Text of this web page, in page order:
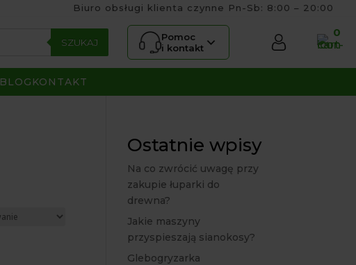
Biuro obsługi klienta czynne Pn-Sb: 8:00 – 20:00
SZUKAJ
Pomoc
i kontakt
0
BLOG KONTAKT
Ostatnie wpisy
Na co zwrócić uwagę przy
zakupie łuparki do
drewna?
Jakie maszyny
przyspieszają sianokosy?
Glebogryzarka